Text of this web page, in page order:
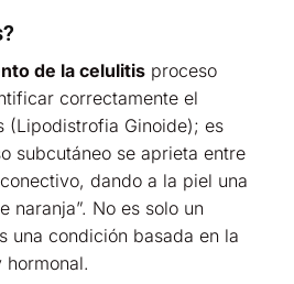
de la celulitis proceso
correctamente el
(Lipodistrofia Ginoide); es
subcutáneo se aprieta entre
dando a la piel una
naranja”. No es solo un
una condición basada en la